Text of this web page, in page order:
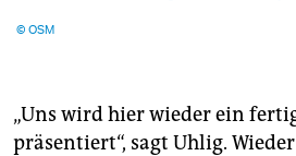
„Uns wird hier wieder ein
präsentiert“, sagt Uhlig.